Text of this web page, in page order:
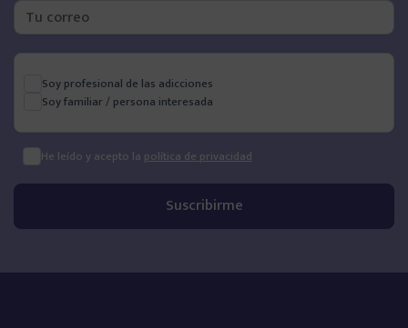
Soy profesional de las adicciones
Soy familiar / persona interesada
He leído y acepto la política de privacidad